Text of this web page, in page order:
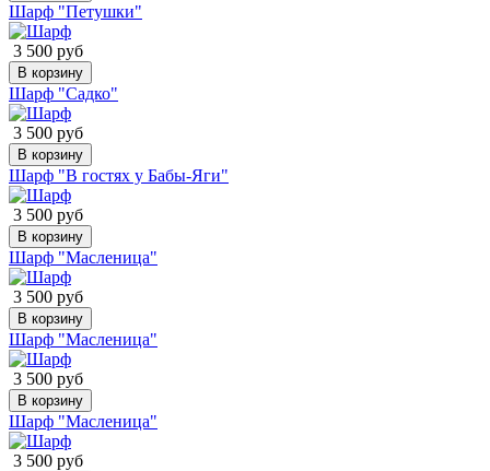
Шарф "Петушки"
3 500 руб
В корзину
Шарф "Садко"
3 500 руб
В корзину
Шарф "В гостях у Бабы-Яги"
3 500 руб
В корзину
Шарф "Масленица"
3 500 руб
В корзину
Шарф "Масленица"
3 500 руб
В корзину
Шарф "Масленица"
3 500 руб